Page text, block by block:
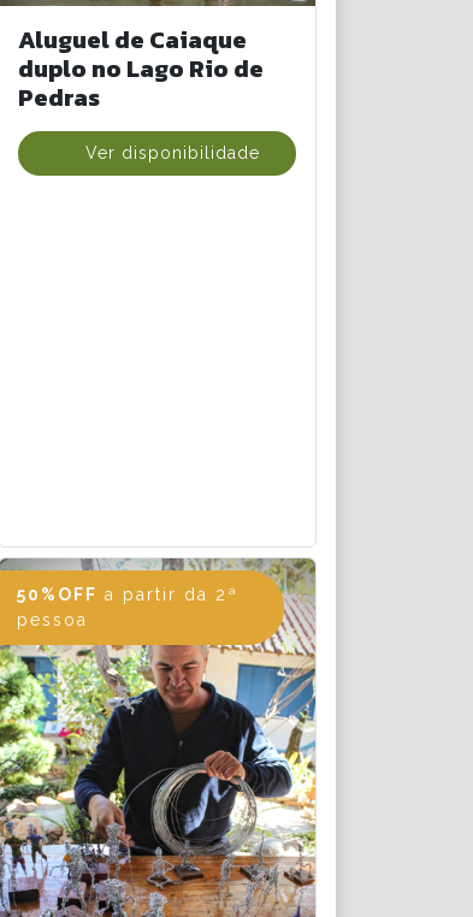
Aluguel de Caiaque
duplo no Lago Rio de
Pedras
Ver disponibilidade
50%OFF a partir da 2ª
pessoa